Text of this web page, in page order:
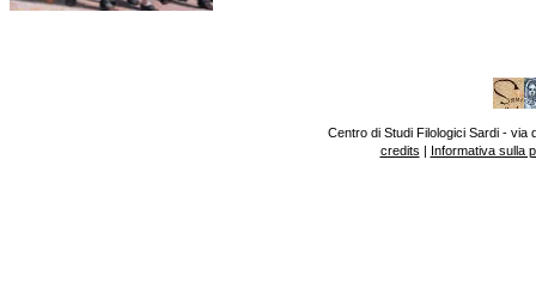
Centro di Studi Filologici Sardi - via
credits | Informativa sulla